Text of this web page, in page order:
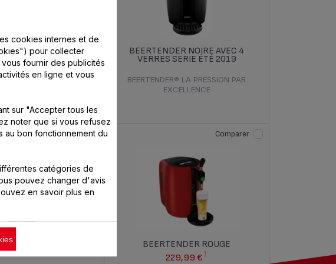
!
BEERTENDER NOIRE AVEC 4
VERRES SERIE ÉTÉ 2019
BEERTENDER® LA PRESSION PAR
EXCELLENCE
VERT/NOIR AVEC 4
COLLECTOR
BEERTENDER ROUGE
229,99 €1
Comparer
cookies internes et de
pour collecter
fournir des publicités
en ligne et vous
sur "Accepter tous les
noter que si vous refusez
au bon fonctionnement du
catégories de
pouvez changer d'avis
en savoir plus en